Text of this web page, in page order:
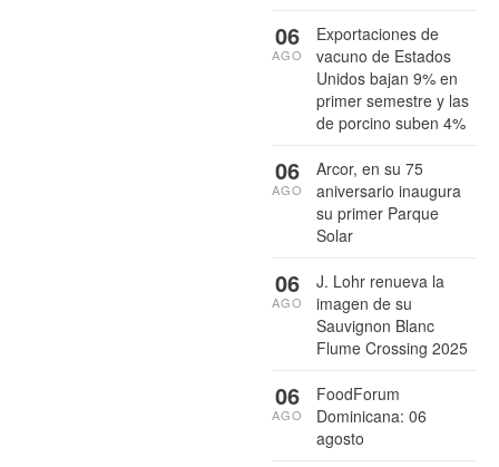
Exportaciones de
vacuno de Estados
Unidos bajan 9% en
primer semestre y las
de porcino suben 4%
06
AGO
Arcor, en su 75
aniversario inaugura
su primer Parque
Solar
06
AGO
J. Lohr renueva la
imagen de su
Sauvignon Blanc
Flume Crossing 2025
06
AGO
FoodForum
Dominicana: 06
agosto
06
AGO